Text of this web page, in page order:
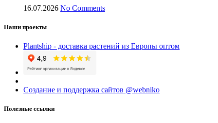
16.07.2026 No Comments
Наши проекты
Plantship - доставка растений из Европы оптом
Создание и поддержка сайтов @webniko
Полезные ссылки